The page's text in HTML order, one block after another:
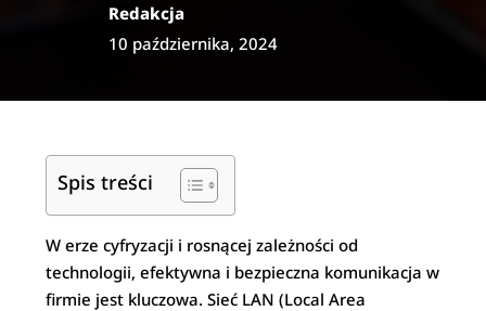
Redakcja
10 października, 2024
Spis treści
W erze cyfryzacji i rosnącej zależności od
technologii, efektywna i bezpieczna komunikacja w
firmie jest kluczowa. Sieć LAN (Local Area